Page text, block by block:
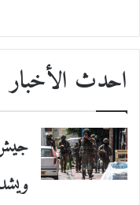
احدث الأخبار